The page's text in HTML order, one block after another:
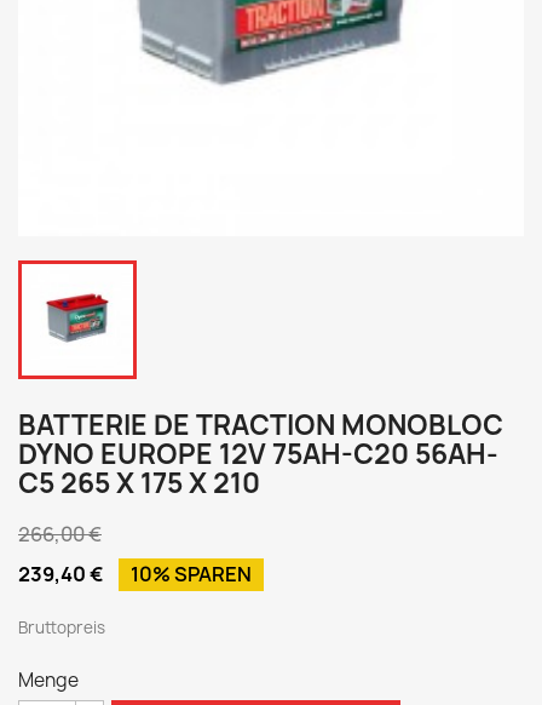
BATTERIE DE TRACTION MONOBLOC
DYNO EUROPE 12V 75AH-C20 56AH-
C5 265 X 175 X 210
266,00 €
239,40 €
10% SPAREN
Bruttopreis
Menge